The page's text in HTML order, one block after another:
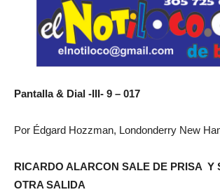
Pantalla & Dial -III- 9 – 017
Por Édgard Hozzman, Londonderry New
RICARDO ALARCON SALE DE PRISA Y
OTRA SALIDA